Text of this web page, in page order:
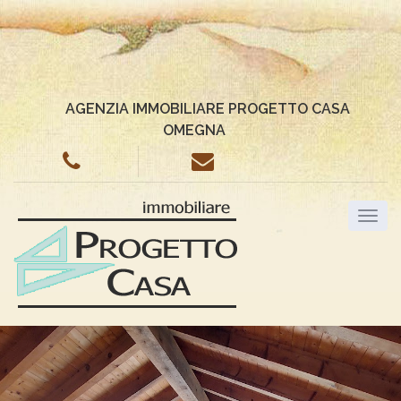
AGENZIA IMMOBILIARE PROGETTO CASA
OMEGNA